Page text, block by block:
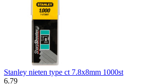
Stanley nieten type ct 7.8x8mm 1000st
6.79